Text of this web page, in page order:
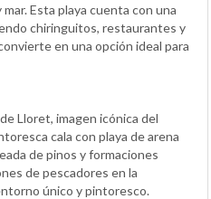
Esta playa cuenta con una
chiringuitos, restaurantes y
en una opción ideal para
Lloret, imagen icónica del
cala con playa de arena
de pinos y formaciones
de pescadores en la
único y pintoresco.